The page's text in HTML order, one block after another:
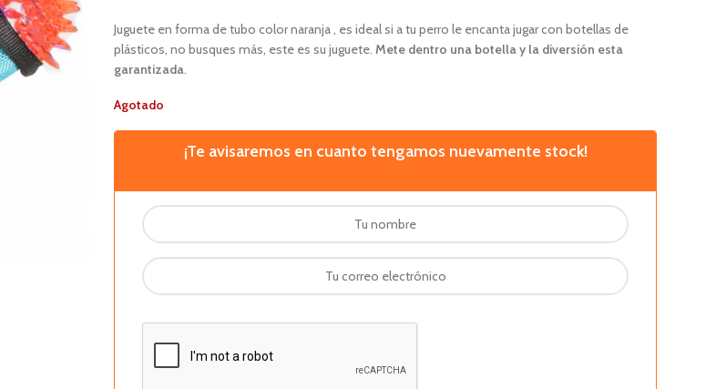
Juguete en forma de tubo color naranja , es ideal si a tu perro le encanta jugar con botellas de
plásticos, no busques más, este es su juguete. Mete dentro una botella y la diversión esta
garantizada.
Agotado
¡Te avisaremos en cuanto tengamos nuevamente stock!